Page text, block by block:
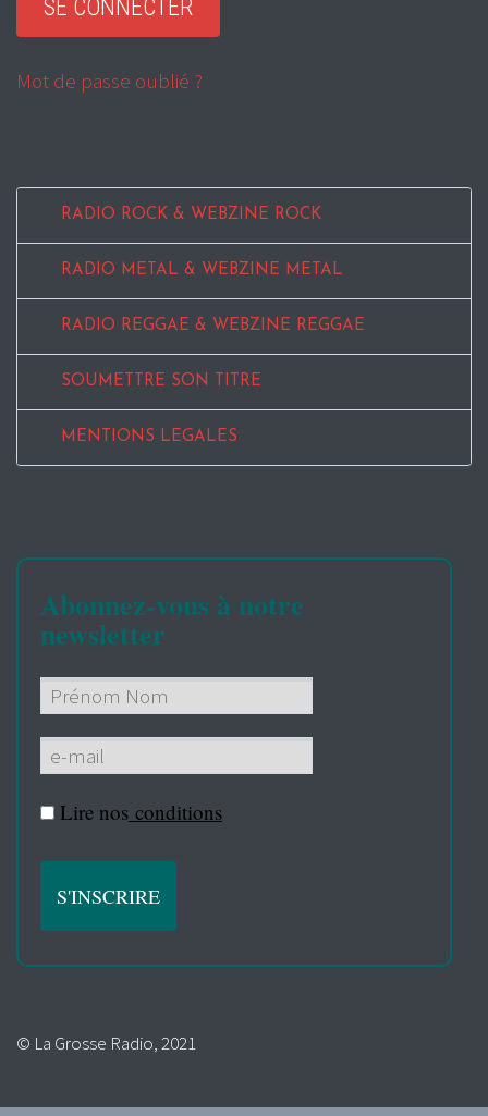
Mot de passe oublié ?
RADIO ROCK & WEBZINE ROCK
RADIO METAL & WEBZINE METAL
RADIO REGGAE & WEBZINE REGGAE
SOUMETTRE SON TITRE
MENTIONS LEGALES
Abonnez-vous à notre
newsletter
Lire nos conditions
© La Grosse Radio, 2021